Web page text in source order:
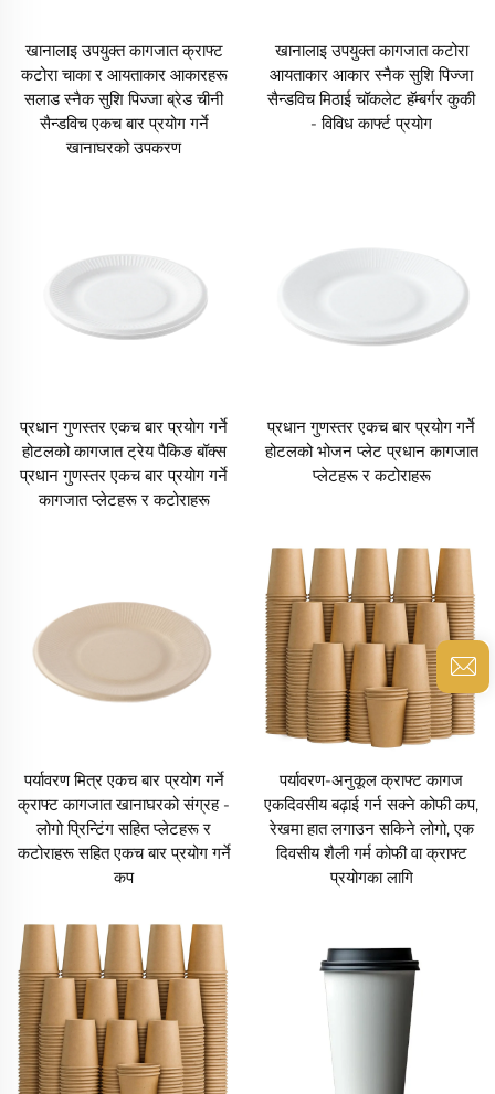
खानालाइ उपयुक्त कागजात क्राफ्ट
कटोरा चाका र आयताकार आकारहरू
सलाड स्नैक सुशि पिज्जा ब्रेड चीनी
सैन्डविच एकच बार प्रयोग गर्ने
खानाघरको उपकरण
खानालाइ उपयुक्त कागजात कटोरा
आयताकार आकार स्नैक सुशि पिज्जा
सैन्डविच मिठाई चॉकलेट हॅम्बर्गर कुकी
- विविध कार्फ्ट प्रयोग
प्रधान गुणस्तर एकच बार प्रयोग गर्ने
होटलको कागजात ट्रेय पैकिङ बॉक्स
प्रधान गुणस्तर एकच बार प्रयोग गर्ने
कागजात प्लेटहरू र कटोराहरू
प्रधान गुणस्तर एकच बार प्रयोग गर्ने
होटलको भोजन प्लेट प्रधान कागजात
प्लेटहरू र कटोराहरू
पर्यावरण मित्र एकच बार प्रयोग गर्ने
क्राफ्ट कागजात खानाघरको संग्रह -
लोगो प्रिन्टिंग सहित प्लेटहरू र
कटोराहरू सहित एकच बार प्रयोग गर्ने
कप
पर्यावरण-अनुकूल क्राफ्ट कागज
एकदिवसीय बढ़ाई गर्न सक्ने कोफी कप,
रेखमा हात लगाउन सकिने लोगो, एक
दिवसीय शैली गर्म कोफी वा क्राफ्ट
प्रयोगका लागि